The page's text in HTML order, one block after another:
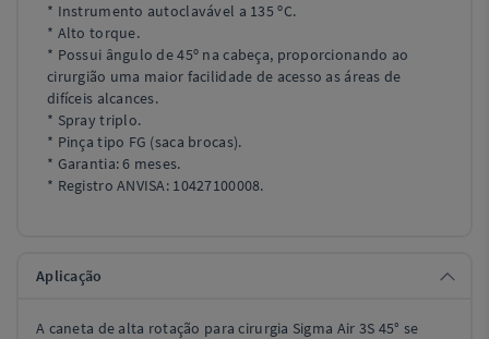
* Instrumento autoclavável a 135 ºC.
* Alto torque.
* Possui ângulo de 45º na cabeça, proporcionando ao
cirurgião uma maior facilidade de acesso as áreas de
difíceis alcances.
* Spray triplo.
* Pinça tipo FG (saca brocas).
* Garantia: 6 meses.
* Registro ANVISA: 10427100008.
Aplicação
A caneta de alta rotação para cirurgia Sigma Air 3S 45° se